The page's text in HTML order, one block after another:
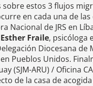
estos 3 flujos
en cada una de
Nacional de JRS en
Esther Fraile, psicóloga
Diocesana de
Pueblos Unidos.
(SJM-ARU) / Oficina
de la casa de